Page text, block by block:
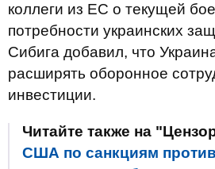
коллеги из ЕС о текущей
потребности украинских
Сибига добавил, что
расширять оборонное
инвестиции.
Читайте также на
США по санкциям